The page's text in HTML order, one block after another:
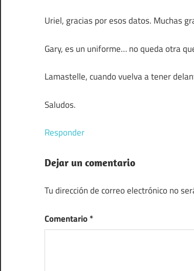
Uriel, gracias por esos datos. Muchas
Gary, es un uniforme… no queda otra
Lamastelle, cuando vuelva a tener
Saludos.
Responder
Dejar un comentario
Tu dirección de correo electrónico no
Comentario*